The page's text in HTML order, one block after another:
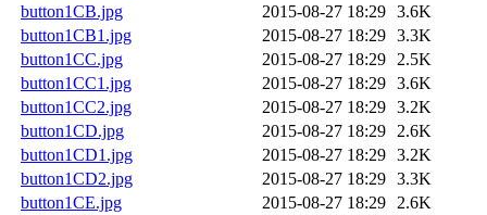
button1CB.jpg
2015-08-27 18:29 3.6K
button1CB1.jpg
2015-08-27 18:29 3.3K
button1CC.jpg
2015-08-27 18:29
2.5K
button1CC1.jpg
2015-08-27 18:29 3.6K
button1CC2.jpg
2015-08-27 18:29 3.2K
button1CD.jpg
2015-08-27 18:29
2.6K
button1CD1.jpg
2015-08-27 18:29 3.2K
button1CD2.jpg
2015-08-27 18:29 3.3K
button1CE.jpg
2015-08-27 18:29
2.6K